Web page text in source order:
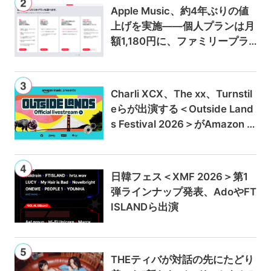
Apple Music、約4年ぶりの値
上げを実施——個人プランは月
額1,180円に、ファミリープラ
Charli XCX、The xx、Turnstil
eらが出演する＜Outside Land
s Festival 2026＞がAmazon M
ブ配信
日韓フェス＜XMF 2026＞第1
弾ラインナップ発表、AdoやFT
ISLANDら出演
THEティバが対話の先にたどり